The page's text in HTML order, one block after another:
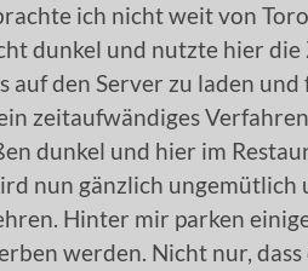
ich nicht weit von
dunkel und nutzte hier
auf den Server zu laden
zeitaufwändiges
dunkel und hier im
nun gänzlich ungemütlich
Hinter mir parken
werden. Nicht nur,